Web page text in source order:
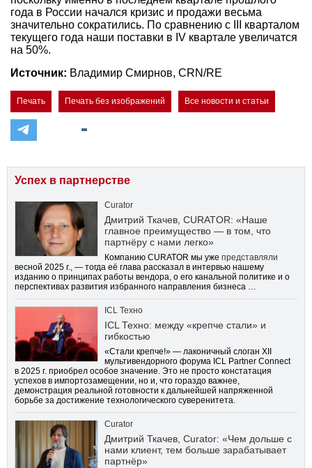
года в России начался кризис и продажи весьма
значительно сократились. По сравнению с III кварталом
текущего года наши поставки в IV квартале увеличатся
на 50%.
Источник: Владимир Смирнов, CRN/RE
Печать Печать без изображений Все новости и статьи
Успех в партнерстве
Curator
Дмитрий Ткачев, CURATOR: «Наше
главное преимущество — в том, что
партнёру с нами легко»
Компанию CURATOR мы уже представляли
весной 2025 г., — тогда её глава рассказал в интервью нашему
изданию о принципах работы вендора, о его канальной политике и о
перспективах развития избранного направления бизнеса …
ICL Техно
ICL Техно: между «крепче стали» и
гибкостью
«Стали крепче!» — лаконичный слоган XII
мультивендорного форума ICL Partner Connect
в 2025 г. приобрел особое значение. Это не просто констатация
успехов в импортозамещении, но и, что гораздо важнее,
демонстрация реальной готовности к дальнейшей напряженной
борьбе за достижение технологического суверенитета.
Curator
Дмитрий Ткачев, Curator: «Чем дольше с
нами клиент, тем больше зарабатывает
партнёр»